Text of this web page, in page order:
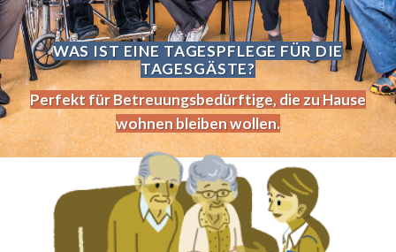
WAS IST EINE TAGESPFLEGE FÜR DIE
TAGESGÄSTE?
Perfekt für Betreuungsbedürftige, die zu Hause
wohnen bleiben wollen.